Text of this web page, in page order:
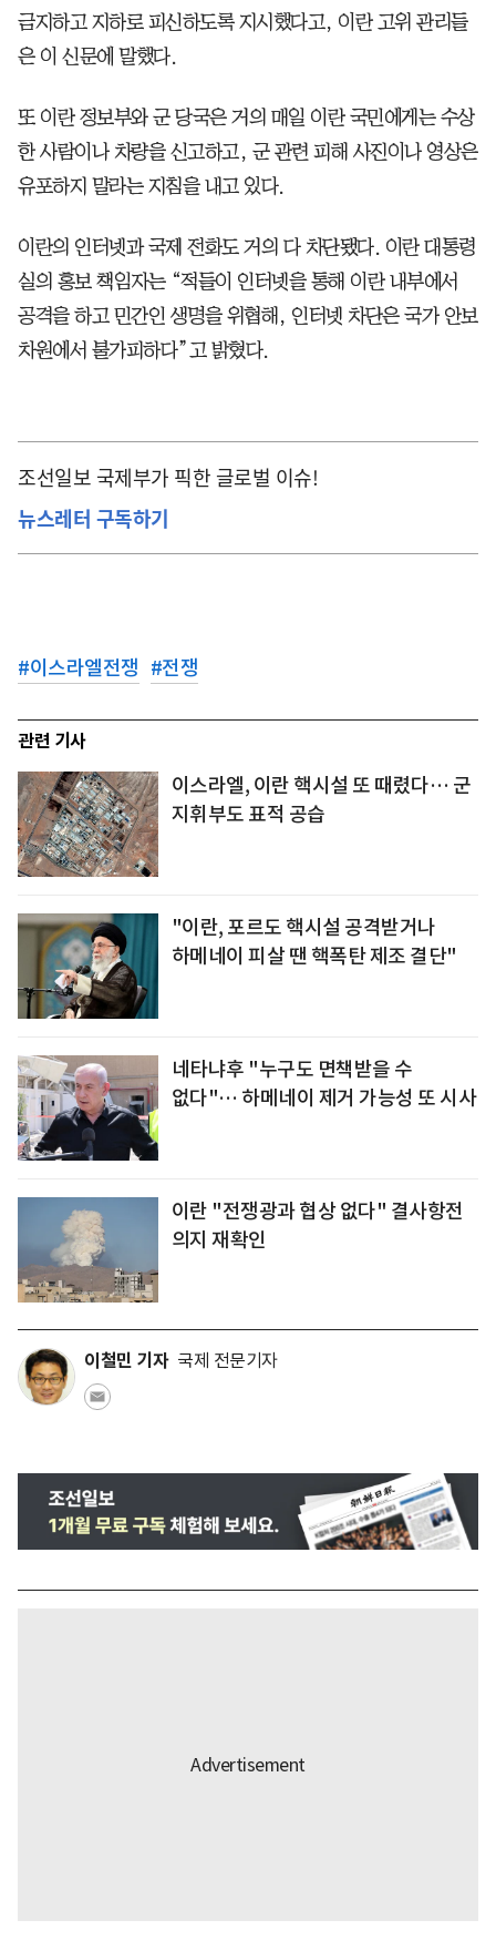
금지하고 지하로 피신하도록 지시했다고, 이란 고위 관리들
은 이 신문에 말했다.
또 이란 정보부와 군 당국은 거의 매일 이란 국민에게는 수상
한 사람이나 차량을 신고하고, 군 관련 피해 사진이나 영상은
유포하지 말라는 지침을 내고 있다.
이란의 인터넷과 국제 전화도 거의 다 차단됐다. 이란 대통령
실의 홍보 책임자는 “적들이 인터넷을 통해 이란 내부에서
공격을 하고 민간인 생명을 위협해, 인터넷 차단은 국가 안보
차원에서 불가피하다”고 밝혔다.
조선일보 국제부가 픽한 글로벌 이슈!
뉴스레터 구독하기
#이스라엘전쟁 #전쟁
관련 기사
이스라엘, 이란 핵시설 또 때렸다… 군
지휘부도 표적 공습
"이란, 포르도 핵시설 공격받거나
하메네이 피살 땐 핵폭탄 제조 결단"
네타냐후 "누구도 면책받을 수
없다"… 하메네이 제거 가능성 또 시사
이란 "전쟁광과 협상 없다" 결사항전
의지 재확인
이철민 기자 국제 전문기자